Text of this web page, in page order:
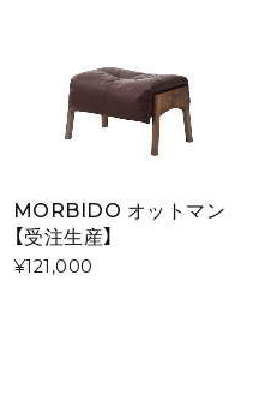
MORBIDO オットマン
【受注生産】
¥121,000